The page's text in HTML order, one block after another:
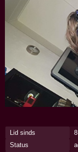
Lid sinds
Status